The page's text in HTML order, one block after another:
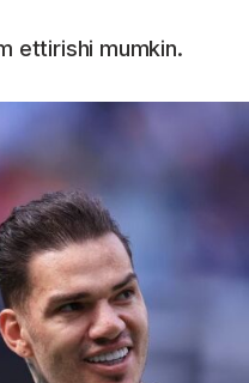
ettirishi mumkin.